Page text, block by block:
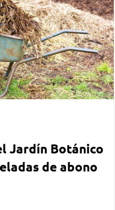
Jardín Botánico
de abono